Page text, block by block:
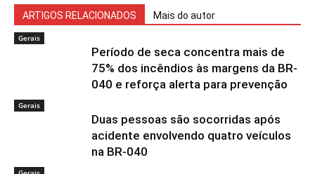
ARTIGOS RELACIONADOS Mais do autor
Gerais
Período de seca concentra mais de
75% dos incêndios às margens da BR-
040 e reforça alerta para prevenção
Gerais
Duas pessoas são socorridas após
acidente envolvendo quatro veículos
na BR-040